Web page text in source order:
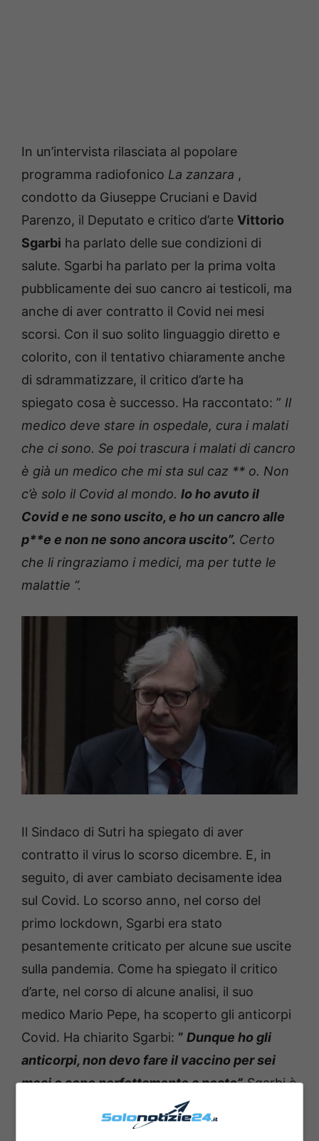
In un’intervista rilasciata al popolare
programma radiofonico La zanzara ,
condotto da Giuseppe Cruciani e David
Parenzo, il Deputato e critico d’arte Vittorio
Sgarbi ha parlato delle sue condizioni di
salute. Sgarbi ha parlato per la prima volta
pubblicamente dei suo cancro ai testicoli, ma
anche di aver contratto il Covid nei mesi
scorsi. Con il suo solito linguaggio diretto e
colorito, con il tentativo chiaramente anche
di sdrammatizzare, il critico d’arte ha
spiegato cosa è successo. Ha raccontato: ” Il
medico deve stare in ospedale, cura i malati
che ci sono. Se poi trascura i malati di cancro
è già un medico che mi sta sul caz ** o. Non
c’è solo il Covid al mondo. Io ho avuto il
Covid e ne sono uscito, e ho un cancro alle
p**e e non ne sono ancora uscito”. Certo
che li ringraziamo i medici, ma per tutte le
malattie “.
Il Sindaco di Sutri ha spiegato di aver
contratto il virus lo scorso dicembre. E, in
seguito, di aver cambiato decisamente idea
sul Covid. Lo scorso anno, nel corso del
primo lockdown, Sgarbi era stato
pesantemente criticato per alcune sue uscite
sulla pandemia. Come ha spiegato il critico
d’arte, nel corso di alcune analisi, il suo
medico Mario Pepe, ha scoperto gli anticorpi
Covid. Ha chiarito Sgarbi: ” Dunque ho gli
anticorpi, non devo fare il vaccino per sei
mesi e sono perfettamente a posto”.Sgarbi è
stato quindi asintomatico ed ha raccontato
che, nel periodo di dicembre, erano risultati